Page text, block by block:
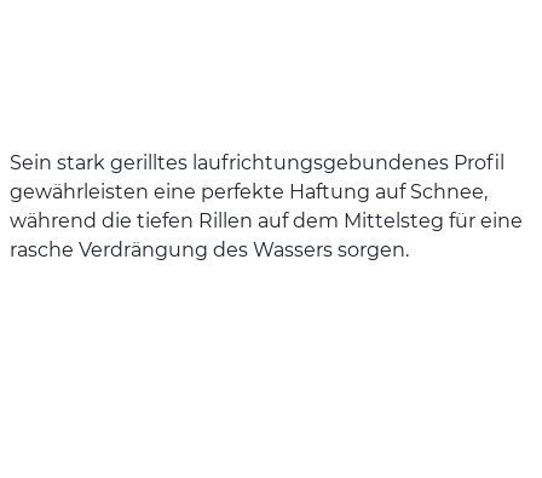
Sein stark gerilltes laufrichtungsgebundenes Profil
gewährleisten eine perfekte Haftung auf Schnee,
während die tiefen Rillen auf dem Mittelsteg für eine
rasche Verdrängung des Wassers sorgen.